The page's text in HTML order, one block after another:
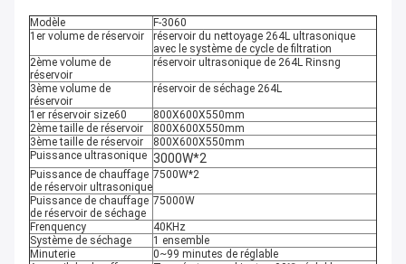
Modèle
F-3060
1er volume de réservoir
réservoir du nettoyage 264L ultrasonique
avec le système de cycle de filtration
2ème volume de
réservoir
réservoir ultrasonique de 264L Rinsng
3ème volume de
réservoir
réservoir de séchage 264L
1er réservoir size60
800X600X550mm
2ème taille de réservoir
800X600X550mm
3ème taille de réservoir
800X600X550mm
Puissance ultrasonique 3000W*2
Puissance de chauffage
de réservoir ultrasonique
7500W*2
Puissance de chauffage
de réservoir de séchage
75000W
Frenquency
40KHz
Système de séchage
1 ensemble
Minuterie
0~99 minutes de réglable